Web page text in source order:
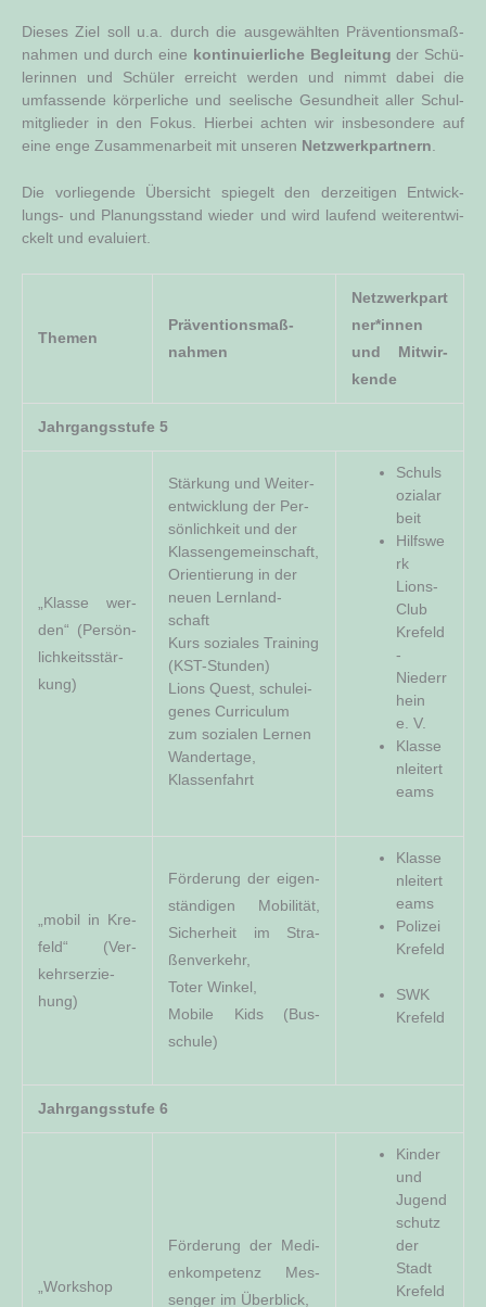
Die­ses Ziel soll u.a. durch die aus­ge­wähl­ten Prä­ven­ti­ons­maß­
nah­men und durch eine kon­ti­nu­ier­li­che Beglei­tung der Schü­
le­rin­nen und Schü­ler erreicht wer­den und nimmt dabei die
umfas­sen­de kör­per­li­che und see­li­sche Gesund­heit aller Schul­
mit­glie­der in den Fokus. Hier­bei ach­ten wir ins­be­son­de­re auf
eine enge Zusam­men­ar­beit mit unse­ren Netz­werk­part­nern.
Die vor­lie­gen­de Über­sicht spie­gelt den der­zei­ti­gen Ent­wick­
lungs- und Pla­nungs­stand wie­der und wird lau­fend wei­ter­ent­wi­
ckelt und evaluiert.
The­men
Prä­ven­ti­ons­maß­
nah­men
Netzwerkpart
ner*innen
und Mit­wir­
ken­de
Jahr­gangs­stu­fe 5
„Klas­se wer­
den“ (Per­sön­
lich­keits­stär­
kung)
Stär­kung und Wei­ter­
ent­wick­lung der Per­
sön­lich­keit und der
Klas­sen­ge­mein­schaft,
Ori­en­tie­rung in der
neu­en Lern­land­
schaft
Kurs sozia­les Trai­ning
(KST-Stun­den)
Lions Quest, schul­ei­
ge­nes Cur­ri­cu­lum
zum sozia­len Ler­nen
Wan­der­ta­ge,
Klassenfahrt
Schul­s
o­zi­al­ar
­beit
Hilfs­we
rk
Lions-
Club
Kre­feld
-
Nie­der­r
hein
e. V.
Klas­se
n­lei­ter­t
eams
„mobil in Kre­
feld“ (Ver­
kehrs­er­zie­
hung)
För­de­rung der eigen­
stän­di­gen Mobi­li­tät,
Sicher­heit im Stra­
ßen­ver­kehr,
Toter Win­kel,
Mobi­le Kids (Bus­
schu­le)
Klas­se
n­lei­ter­t
eams
Poli­zei
Krefeld
SWK
Kre­feld
Jahr­gangs­stu­fe 6
„Work­shop
För­de­rung der Medi­
en­kom­pe­tenz Mes­
sen­ger im Über­blick,
Kin­der
und
Jugend
­schutz
der
Stadt
Krefeld